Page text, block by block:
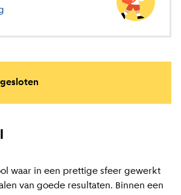
waar in een prettige sfeer gewerkt
van goede resultaten. Binnen een